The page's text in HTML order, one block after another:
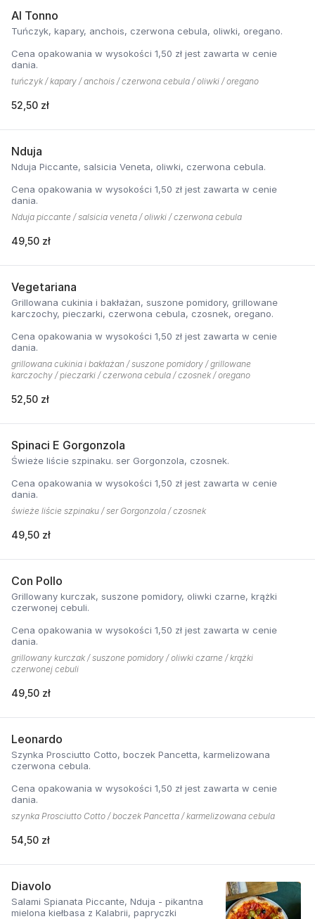
Al Tonno
Tuńczyk, kapary, anchois, czerwona cebula, oliwki, oregano.
Cena opakowania w wysokości 1,50 zł jest zawarta w cenie
dania.
tuńczyk / kapary / anchois / czerwona cebula / oliwki / oregano
52,50 zł
Nduja
Nduja Piccante, salsicia Veneta, oliwki, czerwona cebula.
Cena opakowania w wysokości 1,50 zł jest zawarta w cenie
dania.
Nduja piccante / salsicia veneta / oliwki / czerwona cebula
49,50 zł
Vegetariana
Grillowana cukinia i bakłażan, suszone pomidory, grillowane
karczochy, pieczarki, czerwona cebula, czosnek, oregano.
Cena opakowania w wysokości 1,50 zł jest zawarta w cenie
dania.
grillowana cukinia i bakłażan / suszone pomidory / grillowane
karczochy / pieczarki / czerwona cebula / czosnek / oregano
52,50 zł
Spinaci E Gorgonzola
Świeże liście szpinaku. ser Gorgonzola, czosnek.
Cena opakowania w wysokości 1,50 zł jest zawarta w cenie
dania.
świeże liście szpinaku / ser Gorgonzola / czosnek
49,50 zł
Con Pollo
Grillowany kurczak, suszone pomidory, oliwki czarne, krążki
czerwonej cebuli.
Cena opakowania w wysokości 1,50 zł jest zawarta w cenie
dania.
grillowany kurczak / suszone pomidory / oliwki czarne / krążki
czerwonej cebuli
49,50 zł
Leonardo
Szynka Prosciutto Cotto, boczek Pancetta, karmelizowana
czerwona cebula.
Cena opakowania w wysokości 1,50 zł jest zawarta w cenie
dania.
szynka Prosciutto Cotto / boczek Pancetta / karmelizowana cebula
54,50 zł
Diavolo
Salami Spianata Piccante, Nduja - pikantna
mielona kiełbasa z Kalabrii, papryczki